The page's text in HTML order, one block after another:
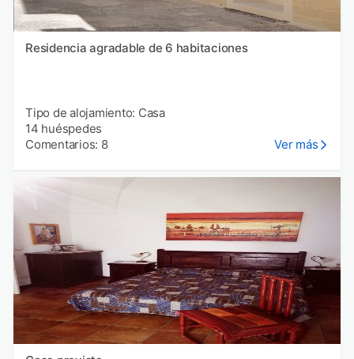
Residencia agradable de 6 habitaciones
Tipo de alojamiento: Casa
14 huéspedes
Comentarios: 8
Ver más